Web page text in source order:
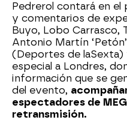
Pedrerol contará en el
y comentarios de
Buyo, Lobo Carrasco,
Antonio Martín
(Deportes de
especial a Londres,
información que se
del evento,
espectadores de
retransmisión.